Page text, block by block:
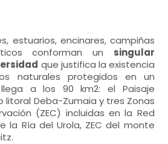
estuarios, encinares, campiñas
conforman un singular
que justifica la existencia
naturales protegidos en un
a los 90 km2: el Paisaje
litoral Deba-Zumaia y tres Zonas
(ZEC) incluidas en la Red
la Ría del Urola, ZEC del monte